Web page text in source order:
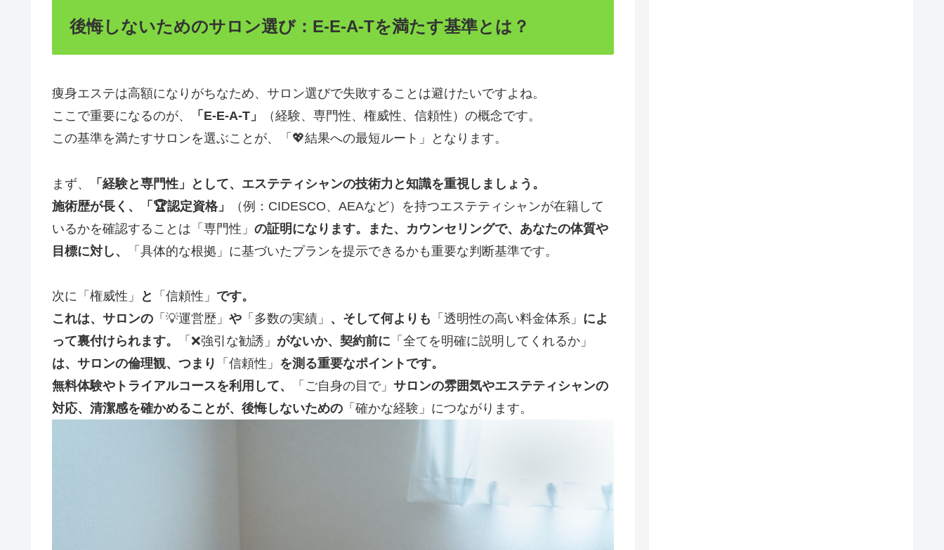
後悔しないためのサロン選び：E-E-A-Tを満たす基準とは？
痩身エステは高額になりがちなため、サロン選びで失敗することは避けたいですよね。
ここで重要になるのが、
「E-E-A-T」
（経験、専門性、権威性、信頼性）の概念です。
この基準を満たすサロンを選ぶことが、「💖結果への最短ルート」となります。
まず、
「経験と専門性」として、エステティシャンの技術力と知識を重視しましょう。
施術歴が長く、「🏆認定資格」
（例：CIDESCO、AEAなど）を持つエステティシャンが在籍して
いるかを確認することは「専門性」 の証明になります。また、カウンセリングで、あなたの体質や
目標に対し、
「具体的な根拠」に基づいたプランを提示できるかも重要な判断基準です。
次に「権威性」 と 「信頼性」 です。
これは、サロンの 「💡運営歴」 や 「多数の実績」 、そして何よりも 「透明性の高い料金体系」 によ
って裏付けられます。
「❌強引な勧誘」 がないか、契約前に 「全てを明確に説明してくれるか」
は、サロンの倫理観、つまり
「信頼性」 を測る重要なポイントです。
無料体験やトライアルコースを利用して、
「ご自身の目で」 サロンの雰囲気やエステティシャンの
対応、清潔感を確かめることが、後悔しないための 「確かな経験」につながります。